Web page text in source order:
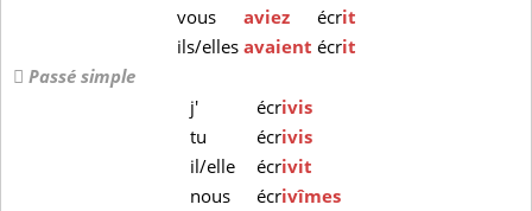
vous
aviez écrit
ils/elles avaient écrit
Passé simple
j'
écrivis
tu
écrivis
il/elle
écrivit
nous
écrivîmes